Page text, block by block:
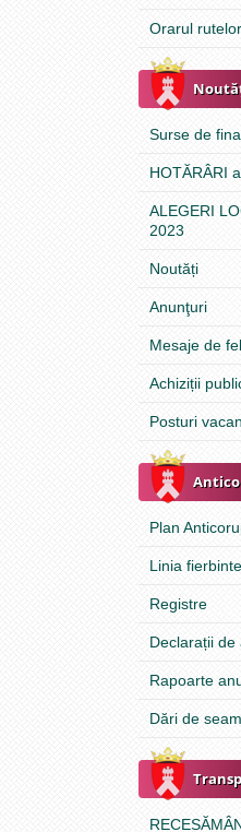
Orarul
Surse de
HOTĂRÂRI
ALEGERI
2023
Noutăți
Anunţuri
Mesaje de
Achiziții
Posturi
Plan
Linia fierbinte
Registre
Declarații de
Rapoarte
Dări de